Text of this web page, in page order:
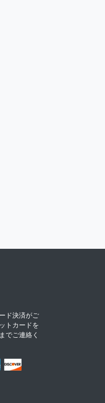
ド決済がご
トカードを
でご連絡く